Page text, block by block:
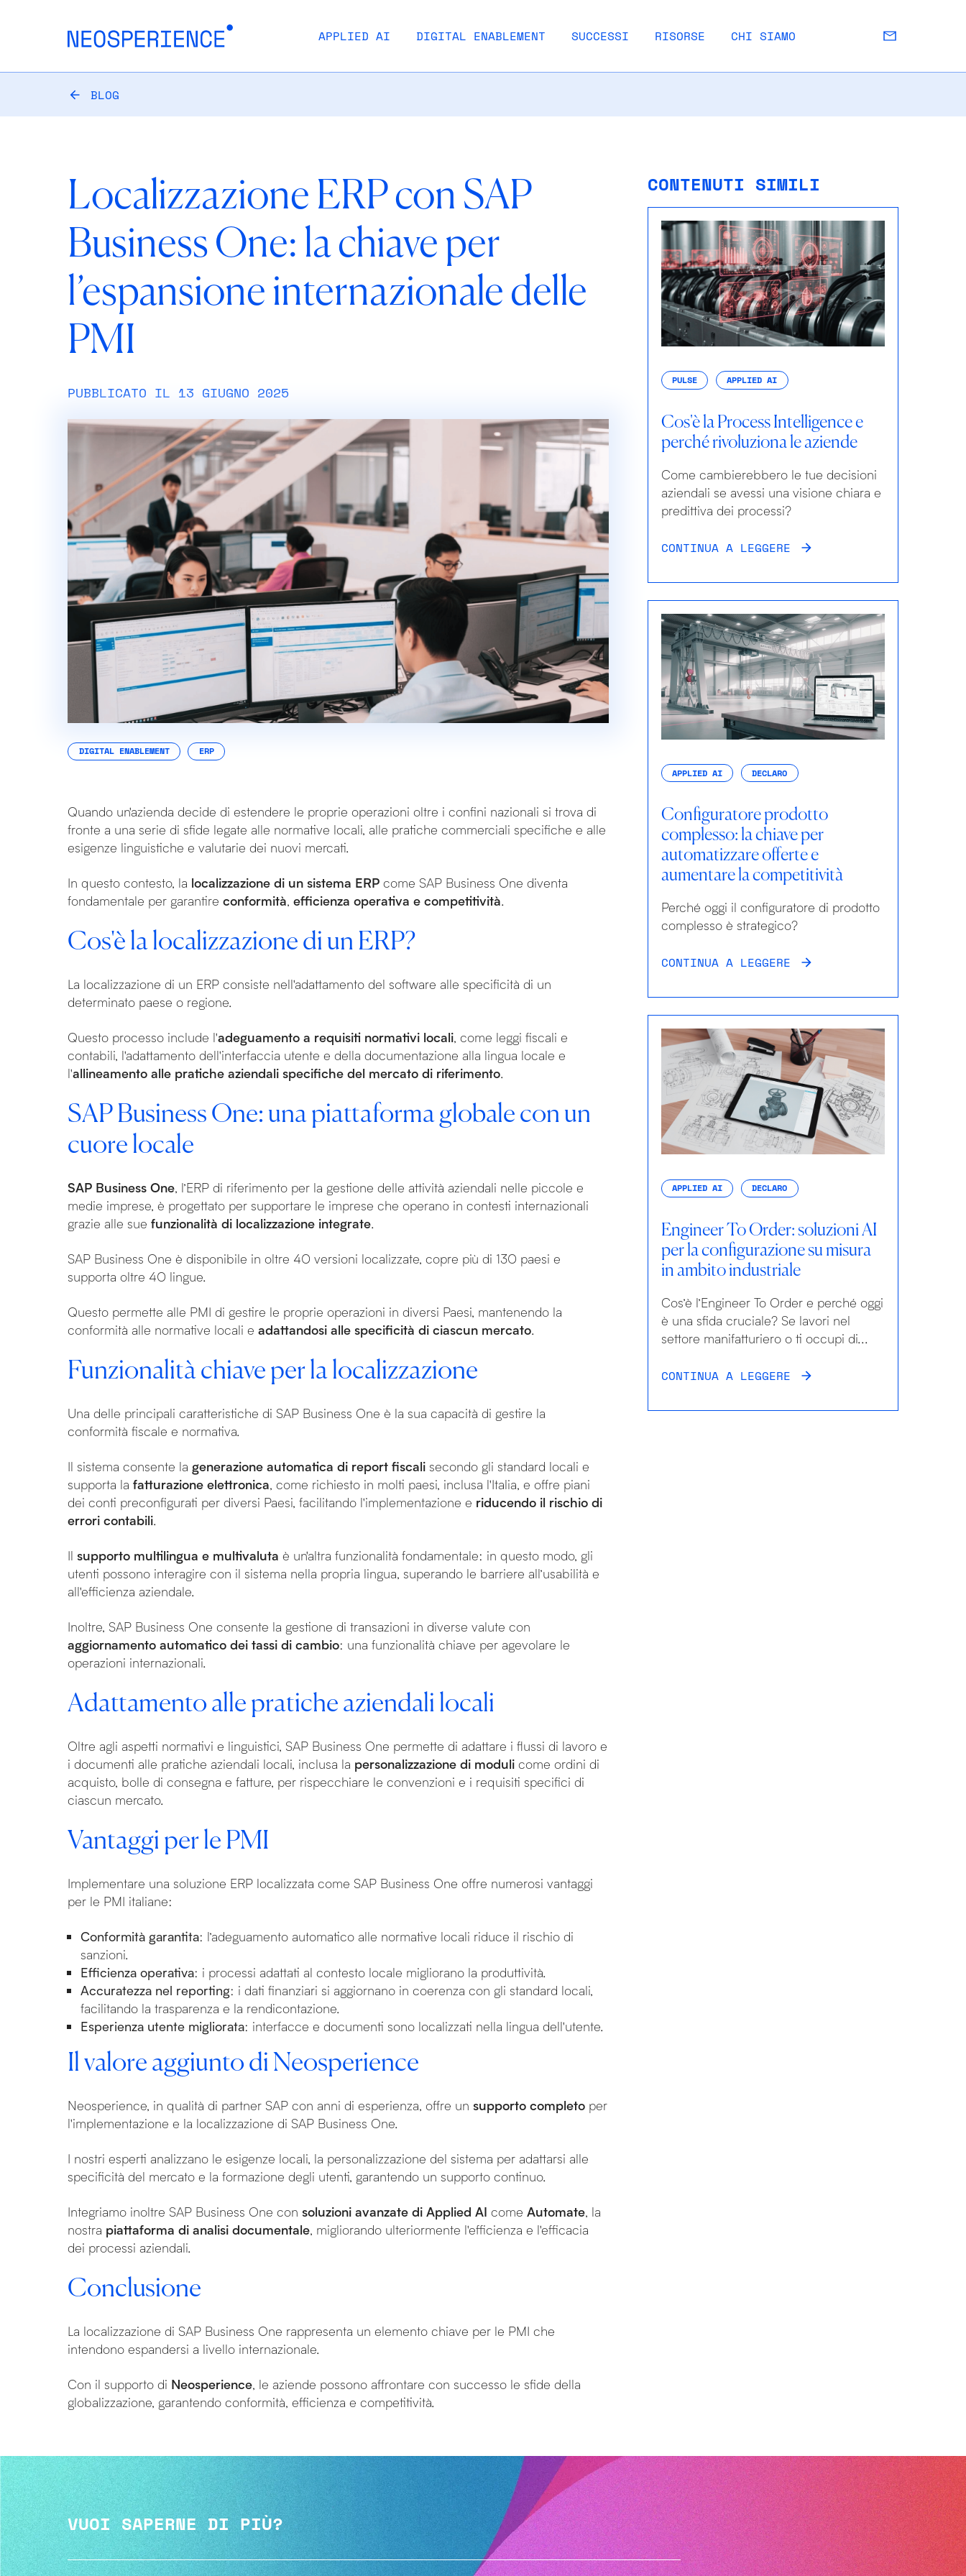
APPLIED AI DIGITAL ENABLEMENT SUCCESSI RISORSE CHI SIAMO
BLOG
Localizzazione ERP con SAP
Business One: la chiave per
l’espansione internazionale delle
PMI
PUBBLICATO IL 13 GIUGNO 2025
DIGITAL ENABLEMENT ERP
Quando un'azienda decide di estendere le proprie operazioni oltre i confini nazionali si trova di
fronte a una serie di sfide legate alle normative locali, alle pratiche commerciali specifiche e alle
esigenze linguistiche e valutarie dei nuovi mercati.
In questo contesto, la localizzazione di un sistema ERPcome SAP Business One diventa
fondamentale per garantireconformità,efficienza operativa e competitività.
Cos'è la localizzazione di un ERP?
La localizzazione di un ERP consiste nell'adattamento del software alle specificità di un
determinato paese o regione.
Questo processo include l'adeguamento a requisiti normativi locali, come leggi fiscali e
contabili, l'adattamento dell'interfaccia utente e della documentazione alla lingua locale e
l'allineamento alle pratiche aziendali specifiche del mercato di riferimento.
SAP Business One: una piattaforma globale con un
cuore locale
SAP Business One, l’ERP di riferimento per la gestione delle attività aziendali nelle piccole e
medie imprese, è progettato per supportare le imprese che operano in contesti internazionali
grazie alle suefunzionalità di localizzazione integrate.
SAP Business One è disponibile in oltre 40 versioni localizzate, copre più di 130 paesi e
supporta oltre 40 lingue.
Questo permette alle PMI di gestire le proprie operazioni in diversi Paesi, mantenendo la
conformità alle normative locali eadattandosi alle specificità di ciascun mercato.
Funzionalità chiave per la localizzazione
Una delle principali caratteristiche di SAP Business One è la sua capacità di gestire la
conformità fiscale e normativa.
Il sistema consente lagenerazione automatica di report fiscali secondo gli standard locali e
supporta lafatturazione elettronica, come richiesto in molti paesi, inclusa l'Italia, e offre piani
dei conti preconfigurati per diversi Paesi, facilitando l'implementazione e riducendo il rischio di
errori contabili.
Ilsupporto multilingua e multivaluta è un'altra funzionalità fondamentale: in questo modo, gli
utenti possono interagire con il sistema nella propria lingua, superando le barriere all’usabilità e
all'efficienza aziendale.
Inoltre, SAP Business One consente la gestione di transazioni in diverse valute con
aggiornamento automatico dei tassi di cambio: una funzionalità chiave per agevolare le
operazioni internazionali.
Adattamento alle pratiche aziendali locali
Oltre agli aspetti normativi e linguistici, SAP Business One permette di adattare i flussi di lavoro e
i documenti alle pratiche aziendali locali, inclusa la personalizzazione di moduli come ordini di
acquisto, bolle di consegna e fatture, per rispecchiare le convenzioni e i requisiti specifici di
ciascun mercato.
Vantaggi per le PMI
Implementare una soluzione ERP localizzata come SAP Business One offre numerosi vantaggi
per le PMI italiane:
Conformità garantita: l’adeguamento automatico alle normative locali riduce il rischio di
sanzioni.
Efficienza operativa: i processi adattati al contesto locale migliorano la produttività.
Accuratezza nel reporting: i dati finanziari si aggiornano in coerenza con gli standard locali,
facilitando la trasparenza e la rendicontazione.
Esperienza utente migliorata: interfacce e documenti sono localizzati nella lingua dell'utente.
Il valore aggiunto di Neosperience
Neosperience, in qualità di partner SAP con anni di esperienza, offre unsupporto completo per
l'implementazione e la localizzazione di SAP Business One.
I nostri esperti analizzano le esigenze locali, la personalizzazione del sistema per adattarsi alle
specificità del mercato e la formazione degli utenti, garantendo un supporto continuo.
Integriamo inoltre SAP Business One consoluzioni avanzate di Applied AI comeAutomate, la
nostra piattaforma di analisi documentale, migliorando ulteriormente l'efficienza e l'efficacia
dei processi aziendali.
Conclusione
La localizzazione di SAP Business One rappresenta un elemento chiave per le PMI che
intendono espandersi a livello internazionale.
Con il supporto di Neosperience, le aziende possono affrontare con successo le sfide della
globalizzazione, garantendo conformità, efficienza e competitività.
CONTENUTI SIMILI
PULSE APPLIED AI
Cos'è la Process Intelligence e
perché rivoluziona le aziende
Come cambierebbero le tue decisioni
aziendali se avessi una visione chiara e
predittiva dei processi?
CONTINUA A LEGGERE
APPLIED AI DECLARO
Configuratore prodotto
complesso: la chiave per
automatizzare offerte e
aumentare la competitività
Perché oggi il configuratore di prodotto
complesso è strategico?
CONTINUA A LEGGERE
APPLIED AI DECLARO
Engineer To Order: soluzioni AI
per la configurazione su misura
in ambito industriale
Cos’è l’Engineer To Order e perché oggi
è una sfida cruciale? Se lavori nel
settore manifatturiero o ti occupi di...
CONTINUA A LEGGERE
VUOI SAPERNE DI PIÙ?